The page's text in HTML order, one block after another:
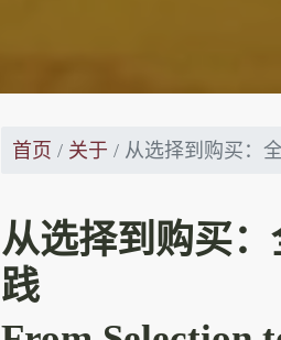
首页 关于 从选择到购买：
从选择到购买
践